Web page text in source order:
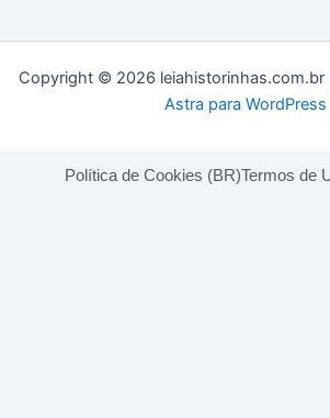
Copyright © 2026 leiahistorinhas.com.br
Astra para WordPress
Política de Cookies (BR)Termos de